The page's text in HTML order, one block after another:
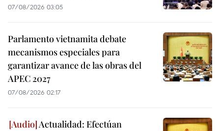
07/08/2026 03:05
Parlamento vietnamita debate
mecanismos especiales para
garantizar avance de las obras del
APEC 2027
07/08/2026 02:17
Actualidad: Efectúan